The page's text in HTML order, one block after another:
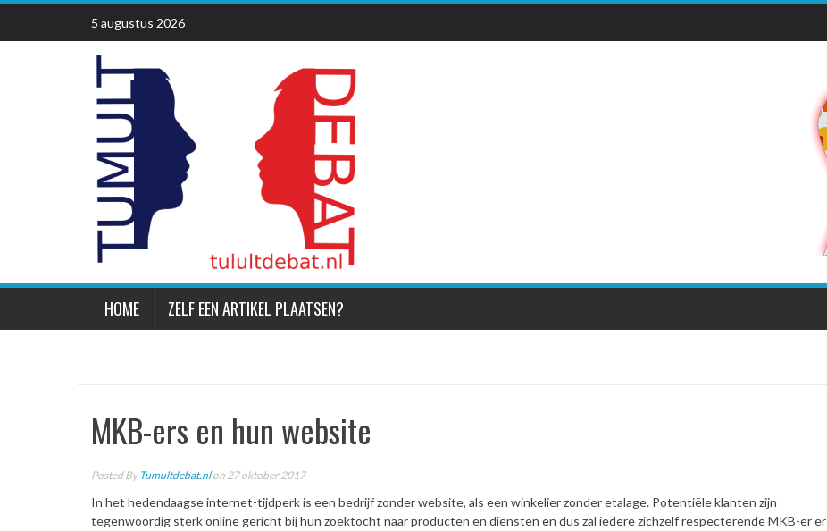
Skip
content
5 augustus 2026
HOME ZELF EEN ARTIKEL PLAATSEN?
MKB-ers en hun website
Posted By Tumultdebat.nlon 27 oktober 2017
In het hedendaagse internet-tijdperk is een bedrijf zonder website, als een winkelier zonder etalage. Potentiële klanten zijn
tegenwoordig sterk online gericht bij hun zoektocht naar producten en diensten en dus zal iedere zichzelf respecterende MKB-er er